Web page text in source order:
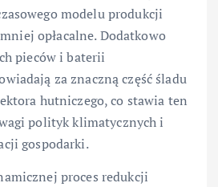
modelu produkcji
opłacalne. Dodatkowo
pieców i baterii
za znaczną część śladu
hutniczego, co stawia ten
polityk klimatycznych i
gospodarki.
proces redukcji